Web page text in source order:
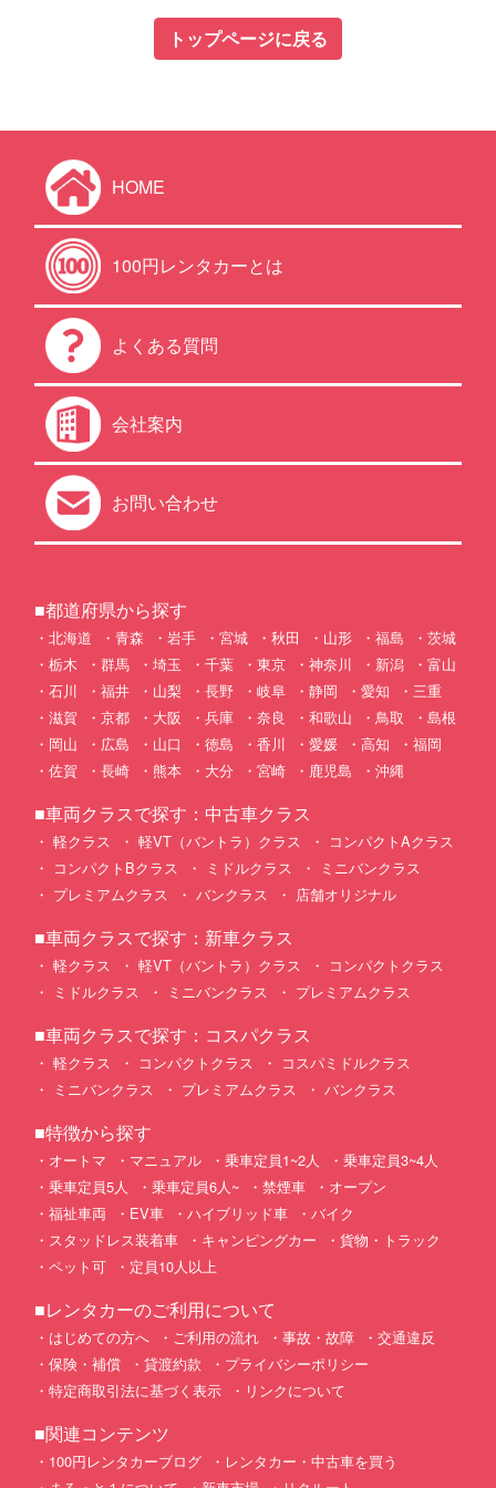
トップページに戻る
HOME
100円レンタカーとは
よくある質問
会社案内
お問い合わせ
■都道府県から探す
北海道 青森 岩手 宮城 秋田 山形 福島
茨城
栃木
群馬 埼玉 千葉 東京 神奈川 新潟
富山
石川
福井 山梨 長野 岐阜 静岡 愛知
三重
滋賀
京都 大阪 兵庫 奈良 和歌山 鳥取
島根
岡山
広島 山口 徳島 香川 愛媛 高知
福岡
佐賀
長崎 熊本 大分 宮崎 鹿児島 沖縄
■車両クラスで探す：中古車クラス
軽クラス 軽VT（バントラ）クラス
コンパクトAクラス
コンパクトBクラス
ミドルクラス
ミニバンクラス
プレミアムクラス
バンクラス 店舗オリジナル
■車両クラスで探す：新車クラス
軽クラス 軽VT（バントラ）クラス
コンパクトクラス
ミドルクラス
ミニバンクラス プレミアムクラス
■車両クラスで探す：コスパクラス
軽クラス コンパクトクラス
コスパミドルクラス
ミニバンクラス
プレミアムクラス バンクラス
■特徴から探す
オートマ マニュアル 乗車定員1~2人
乗車定員3~4人
乗車定員5人
乗車定員6人~ 禁煙車
オープン
福祉車両
EV車 ハイブリッド車
バイク
スタッドレス装着車
キャンピングカー
貨物・トラック
ペット可
定員10人以上
■レンタカーのご利用について
はじめての方へ ご利用の流れ 事故・故障
交通違反
保険・補償
貸渡約款
プライバシーポリシー
特定商取引法に基づく表示
リンクについて
■関連コンテンツ
100円レンタカーブログ
レンタカー・中古車を買う